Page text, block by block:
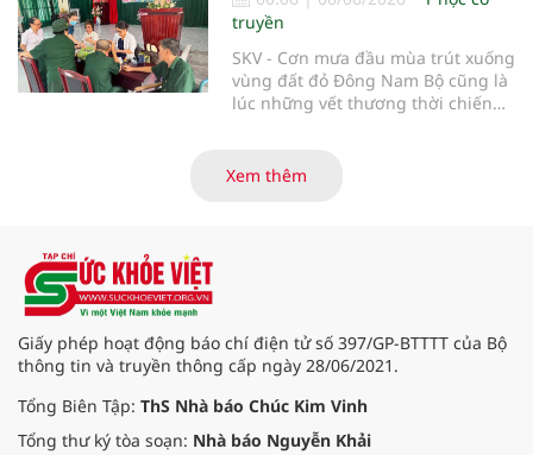
truyền
SKV - Cơn mưa đầu mùa trút xuống
vùng đất đỏ Đông Nam Bộ cũng là
lúc những vết thương thời chiến
binh và người có công Long Đất
đem đến hơi ấm từ những phương
pháp Nam y thuần Việt, giúp xoa
dịu cơn đau và nâng cao sức khỏe
cho các cựu chiến binh trước sự
thay đổi đột ngột của thời tiết.
Xem thêm
Giấy phép hoạt động báo chí điện tử số 397/GP-BTTTT của Bộ
thông tin và truyền thông cấp ngày 28/06/2021.
Tổng Biên Tập: ThS Nhà báo Chúc Kim Vinh
Tổng thư ký tòa soạn: Nhà báo Nguyễn Khải